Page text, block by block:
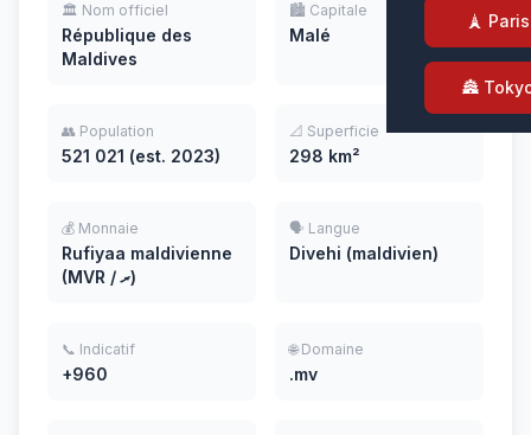
🗼 Paris
🏯
🏛️ Nom officiel
République des
Maldives
🏙️ Capitale
Malé
👥 Population
521 021 (est. 2023)
📐 Superficie
298 km²
💰 Monnaie
Rufiyaa maldivienne
(MVR / ރ)
🗣️ Langue
Divehi (maldivien)
📞 Indicatif
+960
🌐 Domaine
.mv